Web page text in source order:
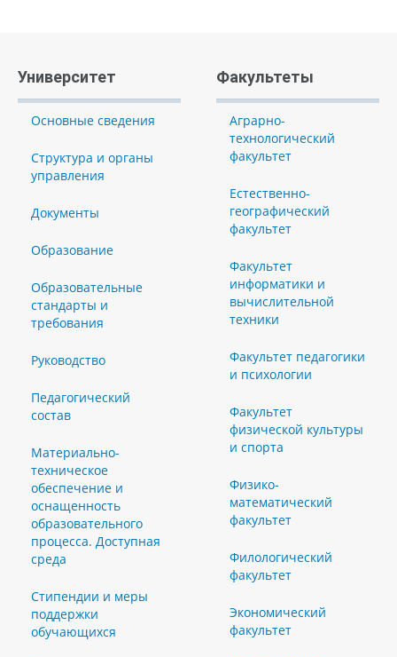
Университет
Основные сведения
Структура и органы
управления
Документы
Образование
Образовательные
стандарты и
требования
Руководство
Педагогический
состав
Материально-
техническое
обеспечение и
оснащенность
образовательного
процесса. Доступная
среда
Стипендии и меры
поддержки
обучающихся
Факультеты
Аграрно-
технологический
факультет
Естественно-
географический
факультет
Факультет
информатики и
вычислительной
техники
Факультет педагогики
и психологии
Факультет
физической культуры
и спорта
Физико-
математический
факультет
Филологический
факультет
Экономический
факультет